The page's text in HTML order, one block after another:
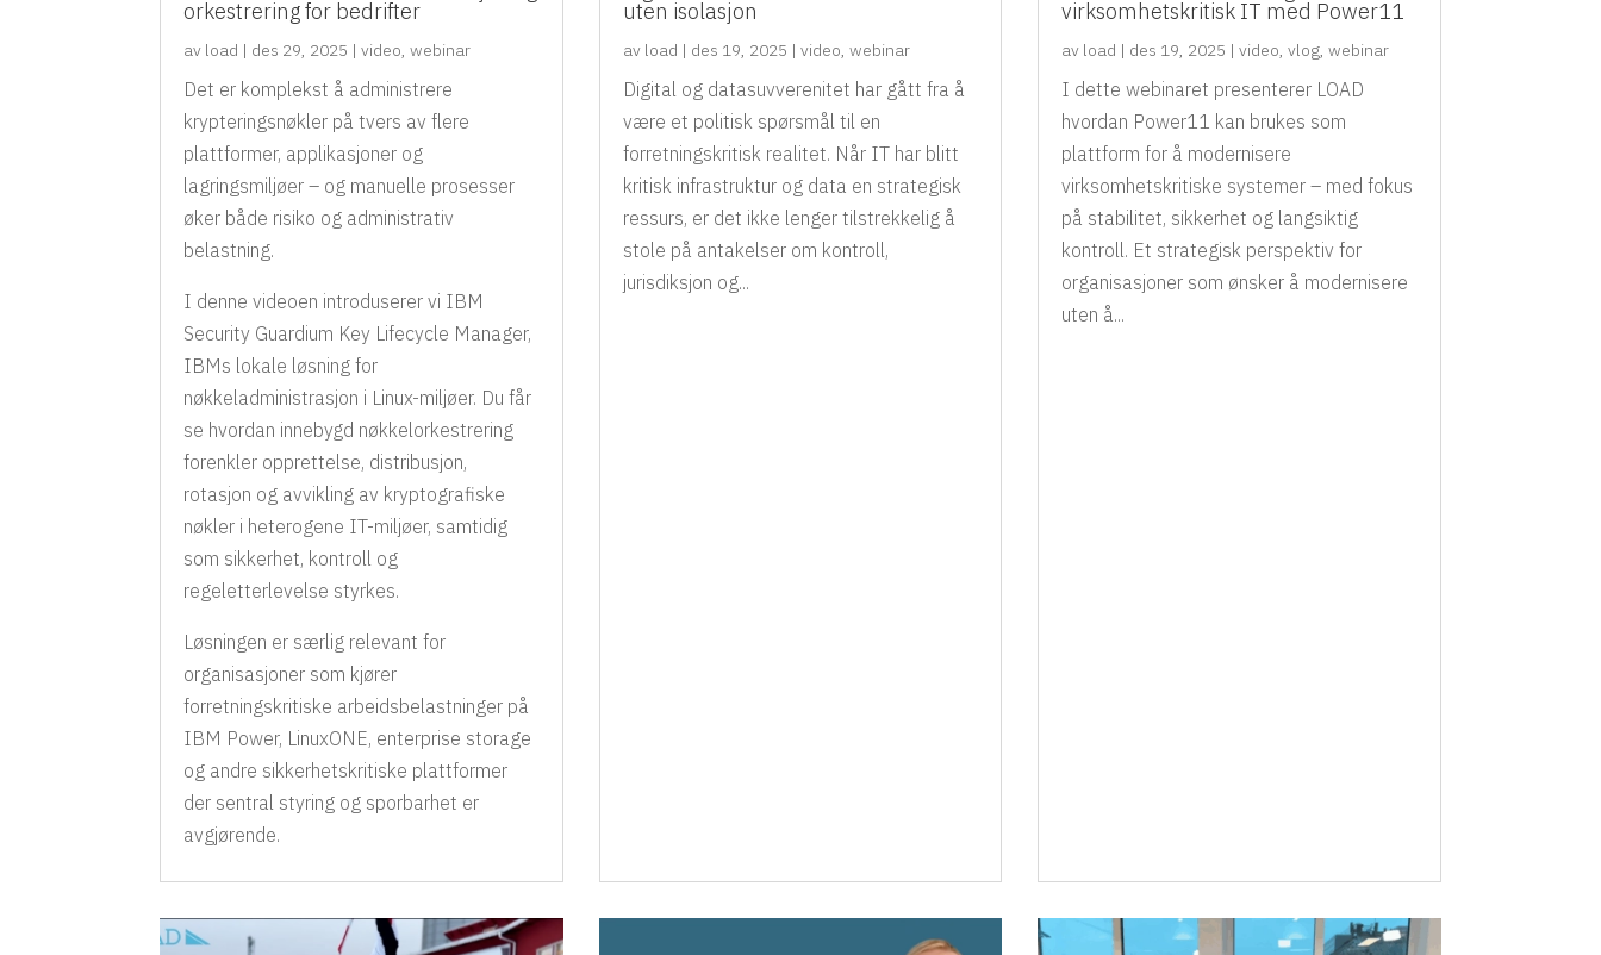
orkestrering for bedrifter
av load | des 29, 2025 |video,webinar
Det er komplekst å administrere
krypteringsnøkler på tvers av flere
plattformer, applikasjoner og
lagringsmiljøer – og manuelle prosesser
øker både risiko og administrativ
belastning.
I denne videoen introduserer vi IBM
Security Guardium Key Lifecycle Manager,
IBMs lokale løsning for
nøkkeladministrasjon i Linux-miljøer. Du får
se hvordan innebygd nøkkelorkestrering
forenkler opprettelse, distribusjon,
rotasjon og avvikling av kryptografiske
nøkler i heterogene IT-miljøer, samtidig
som sikkerhet, kontroll og
regeletterlevelse styrkes.
Løsningen er særlig relevant for
organisasjoner som kjører
forretningskritiske arbeidsbelastninger på
IBM Power, LinuxONE, enterprise storage
og andre sikkerhetskritiske plattformer
der sentral styring og sporbarhet er
avgjørende.
uten isolasjon
av load | des 19, 2025 | video, webinar
Digital og datasuvverenitet har gått fra å
være et politisk spørsmål til en
forretningskritisk realitet. Når IT har blitt
kritisk infrastruktur og data en strategisk
ressurs, er det ikke lenger tilstrekkelig å
stole på antakelser om kontroll,
jurisdiksjon og...
virksomhetskritisk IT med Power11
av load | des 19, 2025 |video,vlog,webinar
I dette webinaret presenterer LOAD
hvordan Power11 kan brukes som
plattform for å modernisere
virksomhetskritiske systemer – med fokus
på stabilitet, sikkerhet og langsiktig
kontroll. Et strategisk perspektiv for
organisasjoner som ønsker å modernisere
uten å...